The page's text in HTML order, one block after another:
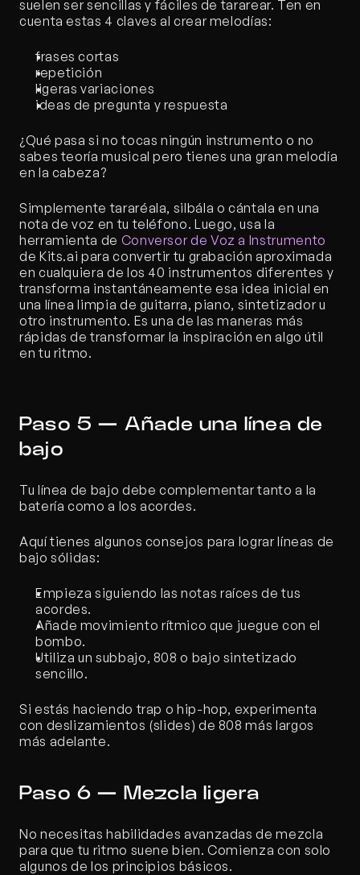
suelen ser sencillas y fáciles de tararear. Ten en
cuenta estas 4 claves al crear melodías:
frases cortas
repetición
ligeras variaciones
ideas de pregunta y respuesta
¿Qué pasa si no tocas ningún instrumento o no
sabes teoría musical pero tienes una gran melodía
en la cabeza?
Simplemente tararéala, silbála o cántala en una
nota de voz en tu teléfono. Luego, usa la
herramienta de Conversor de Voz a Instrumento
de Kits.ai para convertir tu grabación aproximada
en cualquiera de los 40 instrumentos diferentes y
transforma instantáneamente esa idea inicial en
una línea limpia de guitarra, piano, sintetizador u
otro instrumento. Es una de las maneras más
rápidas de transformar la inspiración en algo útil
en tu ritmo.
Paso 5 — Añade una línea de
bajo
Tu línea de bajo debe complementar tanto a la
batería como a los acordes.
Aquí tienes algunos consejos para lograr líneas de
bajo sólidas:
Empieza siguiendo las notas raíces de tus
acordes.
Añade movimiento rítmico que juegue con el
bombo.
Utiliza un subbajo, 808 o bajo sintetizado
sencillo.
Si estás haciendo trap o hip-hop, experimenta
con deslizamientos (slides) de 808 más largos
más adelante.
Paso 6 — Mezcla ligera
No necesitas habilidades avanzadas de mezcla
para que tu ritmo suene bien. Comienza con solo
algunos de los principios básicos.